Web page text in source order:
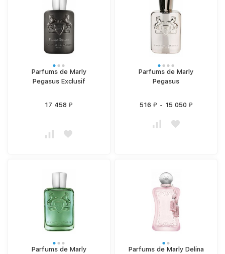
Parfums de Marly
Pegasus Exclusif
17 458₽
Parfums de Marly
Pegasus
516 ₽ - 15 050 ₽
Parfums de Marly
Parfums de Marly Delina